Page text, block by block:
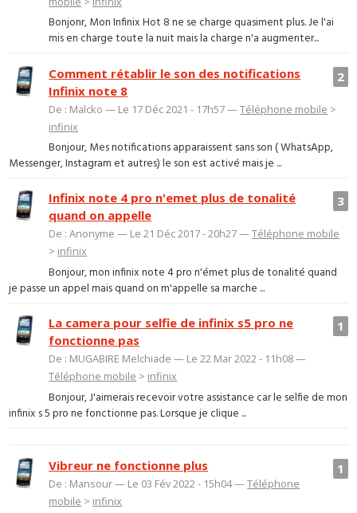
Bonjonr, Mon Infinix Hot 8 ne se charge quasiment plus. Je l'ai
mis en charge toute la nuit mais la charge n'a augmenter...
2
Comment rétablir le son des notifications
Infinix note 8
De : Malcko — Le 17 Déc 2021 - 17h57 —Téléphone mobile >
infinix
Bonjour, Mes notifications apparaissent sans son ( WhatsApp,
Messenger, Instagram et autres) le son est activé mais je ...
3
Infinix note 4 pro n'emet plus de tonalité
quand on appelle
De : Anonyme — Le 21 Déc 2017 - 20h27 —Téléphone mobile
> infinix
Bonjour, mon infinix note 4 pro n'émet plus de tonalité quand
je passe un appel mais quand on m'appelle sa marche ...
1
La camera pour selfie de infinix s5 pro ne
fonctionne pas
De : MUGABIRE Melchiade — Le 22 Mar 2022 - 11h08 —
Téléphone mobile > infinix
Bonjour, J'aimerais recevoir votre assistance car le selfie de mon
infinix s 5 pro ne fonctionne pas. Lorsque je clique ...
1
Vibreur ne fonctionne plus
De : Mansour — Le 03 Fév 2022 - 15h04 —Téléphone
mobile > infinix